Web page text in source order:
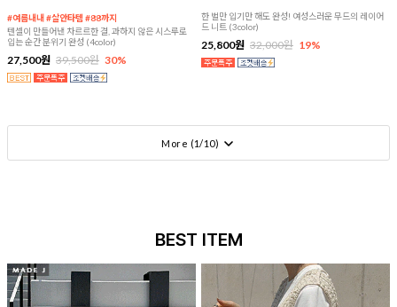
#여름내내 #살안타템 #88까지
텐셀이 만들어낸 차르르한 결, 과하지 않은 시스루로
입는 순간 분위기 완성 (4color)
27,500원 39,500원 30%
한 벌만 입기만 해도 완성! 여성스러운 무드의 레이어
드 니트 (3color)
25,800원 32,000원 19%
More (1/10)
BEST ITEM